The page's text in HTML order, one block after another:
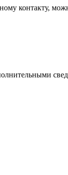
контакту,